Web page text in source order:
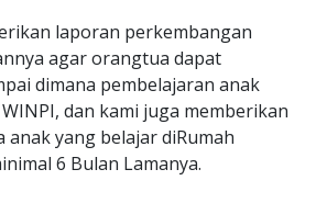
laporan perkembangan
agar orangtua dapat
dimana pembelajaran anak
dan kami juga memberikan
yang belajar diRumah
6 Bulan Lamanya.